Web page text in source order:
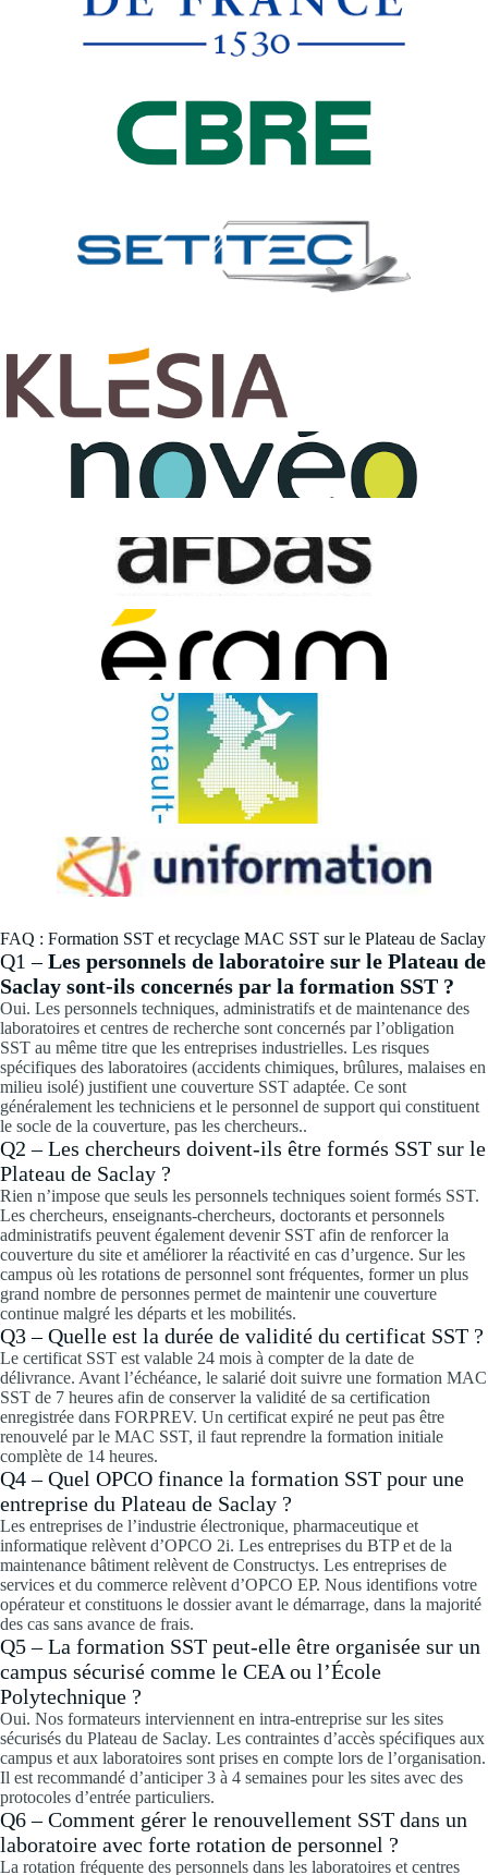
FAQ : Formation SST et recyclage MAC SST sur le Plateau de Saclay
Q1 –Les personnels de laboratoire sur le Plateau de
Saclay sont-ils concernés par la formation SST ?
Oui. Les personnels techniques, administratifs et de maintenance des
laboratoires et centres de recherche sont concernés par l’obligation
SST au même titre que les entreprises industrielles. Les risques
spécifiques des laboratoires (accidents chimiques, brûlures, malaises en
milieu isolé) justifient une couverture SST adaptée. Ce sont
généralement les techniciens et le personnel de support qui constituent
le socle de la couverture, pas les chercheurs..
Q2 – Les chercheurs doivent-ils être formés SST sur le
Plateau de Saclay ?
Rien n’impose que seuls les personnels techniques soient formés SST.
Les chercheurs, enseignants-chercheurs, doctorants et personnels
administratifs peuvent également devenir SST afin de renforcer la
couverture du site et améliorer la réactivité en cas d’urgence. Sur les
campus où les rotations de personnel sont fréquentes, former un plus
grand nombre de personnes permet de maintenir une couverture
continue malgré les départs et les mobilités.
Q3 – Quelle est la durée de validité du certificat SST ?
Le certificat SST est valable 24 mois à compter de la date de
délivrance. Avant l’échéance, le salarié doit suivre une formation MAC
SST de 7 heures afin de conserver la validité de sa certification
enregistrée dans FORPREV. Un certificat expiré ne peut pas être
renouvelé par le MAC SST, il faut reprendre la formation initiale
complète de 14 heures.
Q4 – Quel OPCO finance la formation SST pour une
entreprise du Plateau de Saclay ?
Les entreprises de l’industrie électronique, pharmaceutique et
informatique relèvent d’OPCO 2i. Les entreprises du BTP et de la
maintenance bâtiment relèvent de Constructys. Les entreprises de
services et du commerce relèvent d’OPCO EP. Nous identifions votre
opérateur et constituons le dossier avant le démarrage, dans la majorité
des cas sans avance de frais.
Q5 – La formation SST peut-elle être organisée sur un
campus sécurisé comme le CEA ou l’École
Polytechnique ?
Oui. Nos formateurs interviennent en intra-entreprise sur les sites
sécurisés du Plateau de Saclay. Les contraintes d’accès spécifiques aux
campus et aux laboratoires sont prises en compte lors de l’organisation.
Il est recommandé d’anticiper 3 à 4 semaines pour les sites avec des
protocoles d’entrée particuliers.
Q6 – Comment gérer le renouvellement SST dans un
laboratoire avec forte rotation de personnel ?
La rotation fréquente des personnels dans les laboratoires et centres